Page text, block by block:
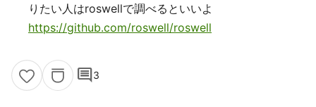
りたい人はroswellで調べるといいよ
https://github.com/roswell/roswell
comment3